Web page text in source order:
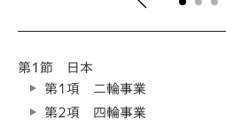
第1節 日本
第1項 二輪事業
第2項 四輪事業